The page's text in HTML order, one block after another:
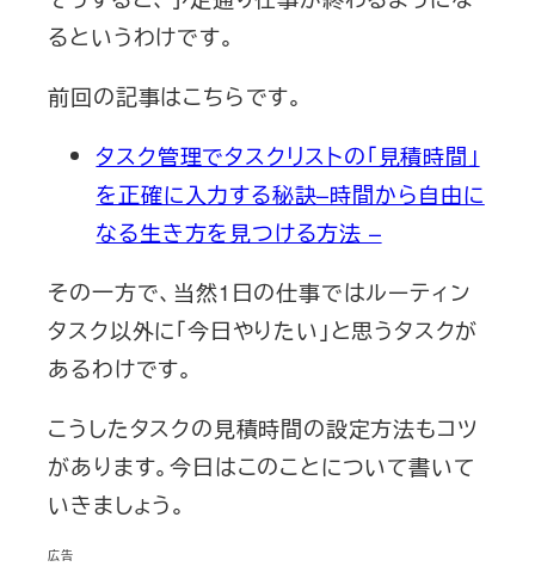
るというわけです。
前回の記事はこちらです。
タスク管理でタスクリストの「見積時間」
を正確に入力する秘訣–時間から自由に
なる生き方を見つける方法 –
その一方で、当然1日の仕事ではルーティン
タスク以外に「今日やりたい」と思うタスクが
あるわけです。
こうしたタスクの見積時間の設定方法もコツ
があります。今日はこのことについて書いて
いきましょう。
広告